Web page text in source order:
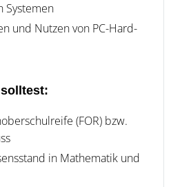
Systemen
und Nutzen von PC-Hard-
(FOR) bzw.
in Mathematik und